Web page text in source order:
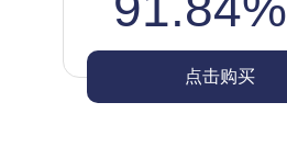
点击购买